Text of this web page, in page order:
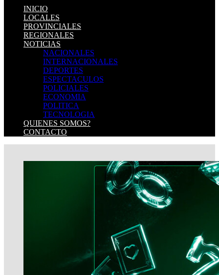
INICIO
LOCALES
PROVINCIALES
REGIONALES
NOTICIAS
NACIONALES
INTERNACIONALES
DEPORTES
ESPECTACULOS
POLICIALES
ECONOMIA
POLITICA
TECNOLOGIA
QUIENES SOMOS?
CONTACTO